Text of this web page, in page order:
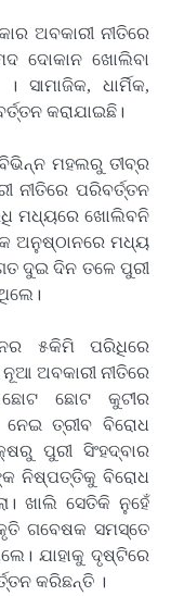
ଅବକାରୀ ନୀତିରେ
ଦୋକାନ ଖୋଲିବା
ଧାର୍ମିକ,
କରାଯାଇଛି।
ମହଲରୁ ତୀବ୍ର
ନୀତିରେ ପରିବର୍ତ୍ତନ
ମଧ୍ୟରେ ଖୋଲିବନି
ଅନୁଷ୍ଠାନରେ ମଧ୍ୟ
ଦୁଇ ଦିନ ତଳେ ପୁରୀ
୫କିମି ପରିଧିରେ
ଅବକାରୀ ନୀତିରେ
ଛୋଟ କୁଟୀର
ନେଇ ତ୍ରୀବ ବିରୋଧ
ପୁରୀ ସିଂହଦ୍ବାର
ନିଷ୍ପତ୍ତିକୁ ବିରୋଧ
ଖାଲି ସେତିକି ନୁହେଁ
ଗବେଷକ ସମସ୍ତେ
ଯାହାକୁ ଦୃଷ୍ଟିରେ
କରିଛନ୍ତି ।